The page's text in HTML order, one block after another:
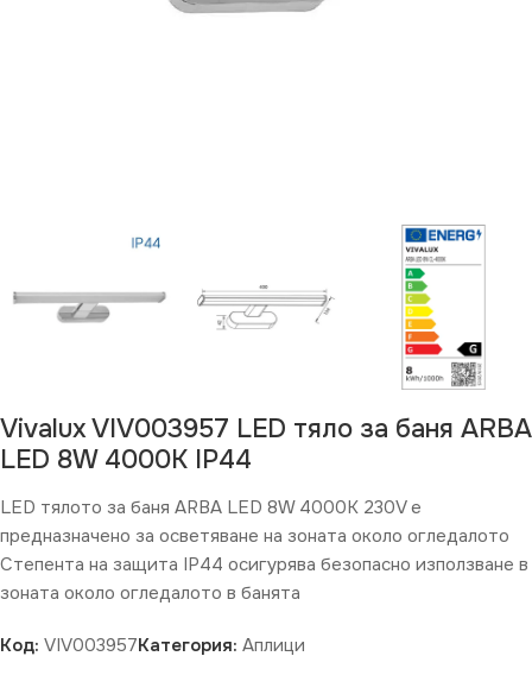
Vivalux VIV003957 LED тяло за баня ARBA
LED 8W 4000K IP44
LED тялото за баня ARBA LED 8W 4000K 230V е
предназначено за осветяване на зоната около огледалото
Степента на защита IP44 осигурява безопасно използване в
зоната около огледалото в банята
Код: VIV003957Категория: Аплици